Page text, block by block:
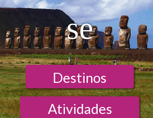
se
Destinos
Atividades